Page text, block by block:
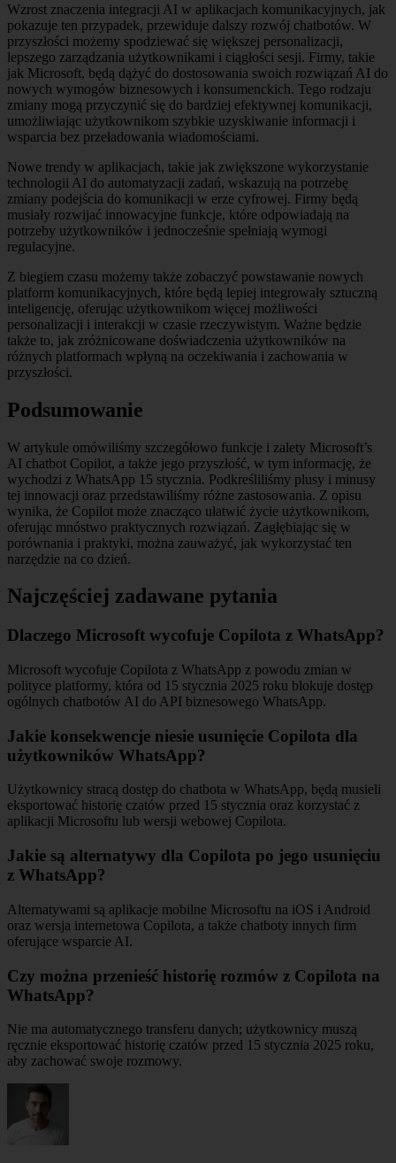
Wzrost znaczenia integracji AI w aplikacjach komunikacyjnych, jak
pokazuje ten przypadek, przewiduje dalszy rozwój chatbotów. W
przyszłości możemy spodziewać się większej personalizacji,
lepszego zarządzania użytkownikami i ciągłości sesji. Firmy, takie
jak Microsoft, będą dążyć do dostosowania swoich rozwiązań AI do
nowych wymogów biznesowych i konsumenckich. Tego rodzaju
zmiany mogą przyczynić się do bardziej efektywnej komunikacji,
umożliwiając użytkownikom szybkie uzyskiwanie informacji i
wsparcia bez przeładowania wiadomościami.
Nowe trendy w aplikacjach, takie jak zwiększone wykorzystanie
technologii AI do automatyzacji zadań, wskazują na potrzebę
zmiany podejścia do komunikacji w erze cyfrowej. Firmy będą
musiały rozwijać innowacyjne funkcje, które odpowiadają na
potrzeby użytkowników i jednocześnie spełniają wymogi
regulacyjne.
Z biegiem czasu możemy także zobaczyć powstawanie nowych
platform komunikacyjnych, które będą lepiej integrowały sztuczną
inteligencję, oferując użytkownikom więcej możliwości
personalizacji i interakcji w czasie rzeczywistym. Ważne będzie
także to, jak zróżnicowane doświadczenia użytkowników na
różnych platformach wpłyną na oczekiwania i zachowania w
przyszłości.
Podsumowanie
W artykule omówiliśmy szczegółowo funkcje i zalety Microsoft’s
AI chatbot Copilot, a także jego przyszłość, w tym informację, że
wychodzi z WhatsApp 15 stycznia. Podkreśliliśmy plusy i minusy
tej innowacji oraz przedstawiliśmy różne zastosowania. Z opisu
wynika, że Copilot może znacząco ułatwić życie użytkownikom,
oferując mnóstwo praktycznych rozwiązań. Zagłębiając się w
porównania i praktyki, można zauważyć, jak wykorzystać ten
narzędzie na co dzień.
Najczęściej zadawane pytania
Dlaczego Microsoft wycofuje Copilota z WhatsApp?
Microsoft wycofuje Copilota z WhatsApp z powodu zmian w
polityce platformy, która od 15 stycznia 2025 roku blokuje dostęp
ogólnych chatbotów AI do API biznesowego WhatsApp.
Jakie konsekwencje niesie usunięcie Copilota dla
użytkowników WhatsApp?
Użytkownicy stracą dostęp do chatbota w WhatsApp, będą musieli
eksportować historię czatów przed 15 stycznia oraz korzystać z
aplikacji Microsoftu lub wersji webowej Copilota.
Jakie są alternatywy dla Copilota po jego usunięciu
z WhatsApp?
Alternatywami są aplikacje mobilne Microsoftu na iOS i Android
oraz wersja internetowa Copilota, a także chatboty innych firm
oferujące wsparcie AI.
Czy można przenieść historię rozmów z Copilota na
WhatsApp?
Nie ma automatycznego transferu danych; użytkownicy muszą
ręcznie eksportować historię czatów przed 15 stycznia 2025 roku,
aby zachować swoje rozmowy.